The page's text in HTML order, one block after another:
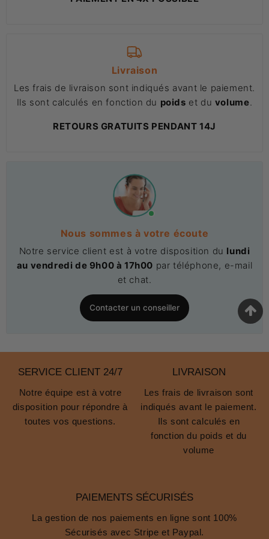
Livraison
Les frais de livraison sont indiqués avant le paiement.
Ils sont calculés en fonction du poids et du volume.
RETOURS GRATUITS PENDANT 14J
Nous sommes à votre écoute
Notre service client est à votre disposition du lundi
au vendredi de 9h00 à 17h00 par téléphone, e-mail
et chat.
Contacter un conseiller
SERVICE CLIENT 24/7
Notre équipe est à votre
disposition pour répondre à
toutes vos questions.
LIVRAISON
Les frais de livraison sont
indiqués avant le paiement.
Ils sont calculés en
fonction du poids et du
volume
PAIEMENTS SÉCURISÉS
La gestion de nos paiements en ligne sont 100%
Sécurisés avec Stripe et Paypal.